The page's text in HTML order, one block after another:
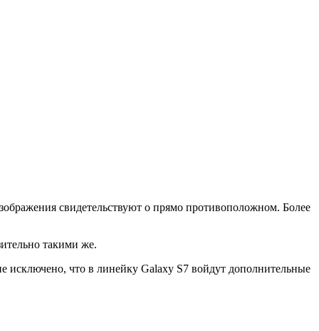
свидетельствуют о прямо противоположном. Более
такими же.
исключено, что в линейку Galaxy S7 войдут дополнительные